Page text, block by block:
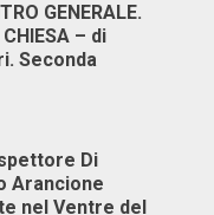
GENERALE.
– di
Seconda
Di
Arancione
nel Ventre del